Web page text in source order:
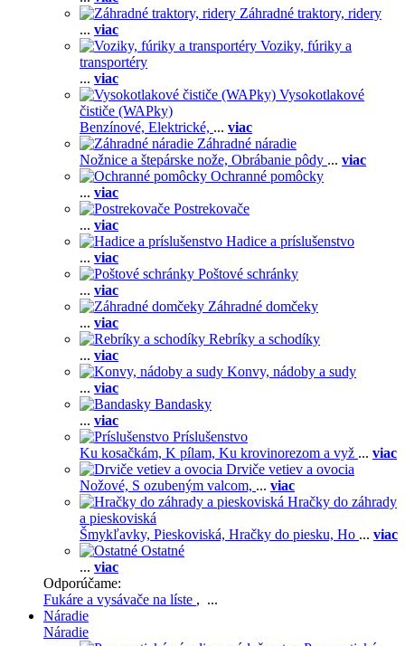
Záhradné traktory, ridery
... viac
Voziky, fúriky a
transportéry
... viac
Vysokotlakové
čističe (WAPky)
Benzínové, Elektrické, ... viac
Záhradné náradie
Nožnice a štepárske nože, Obrábanie pôdy ... viac
Ochranné pomôcky
... viac
Postrekovače
... viac
Hadice a príslušenstvo
... viac
Poštové schránky
... viac
Záhradné domčeky
... viac
Rebríky a schodíky
... viac
Konvy, nádoby a sudy
... viac
Bandasky
... viac
Príslušenstvo
Ku kosačkám, K pílam, Ku krovinorezom a vyž ... viac
Drviče vetiev a ovocia
Nožové, S ozubeným valcom, ... viac
Hračky do záhrady
a pieskoviská
Šmykľavky, Pieskoviská, Hračky do piesku, Ho ... viac
Ostatné
... viac
Odporúčame:
Fukáre a vysávače na líste , ...
Náradie
Náradie